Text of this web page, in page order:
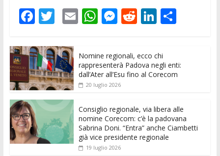
F
e
b
o
o
k
T
itt
er
E
l
W
s
A
p
p
M
ss
e
n
er
R
di
t
Li
k
e
dI
C
di
vi
Nomine regionali, ecco chi
rappresenterà Padova negli enti:
dall’Ater all’Esu fino al Corecom
20 luglio 2026
Consiglio regionale, via libera alle
nomine Corecom: c’è la padovana
Sabrina Doni. “Entra” anche Ciambetti
già vice presidente regionale
19 luglio 2026